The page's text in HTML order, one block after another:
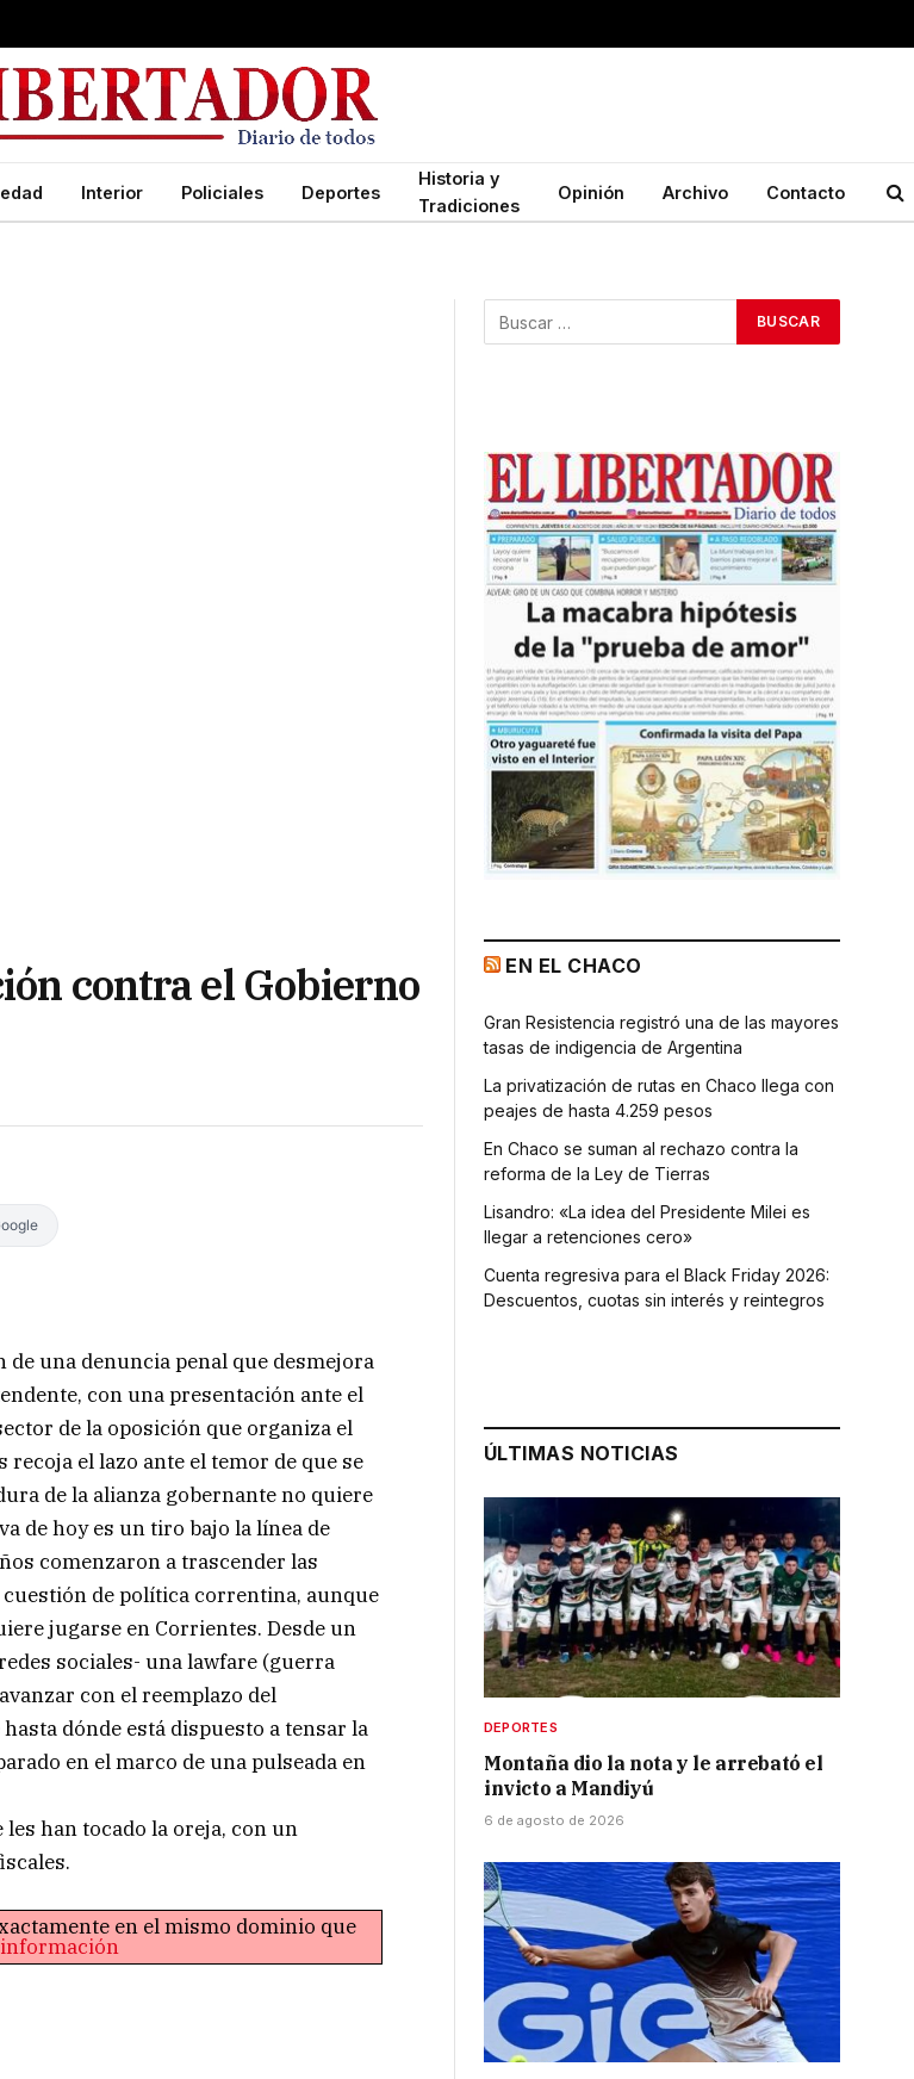
Interior Policiales Deportes
Historia y
Tradiciones
Opinión Archivo Contacto
contra el Gobierno
una denuncia penal que desmejora
con una presentación ante el
de la oposición que organiza el
recoja el lazo ante el temor de que se
de la alianza gobernante no quiere
de hoy es un tiro bajo la línea de
comenzaron a trascender las
de política correntina, aunque
jugarse en Corrientes. Desde un
sociales- una lawfare (guerra
con el reemplazo del
dónde está dispuesto a tensar la
en el marco de una pulseada en
han tocado la oreja, con un
en el mismo dominio que
EN EL CHACO
Gran Resistencia registró una de las mayores
tasas de indigencia de Argentina
La privatización de rutas en Chaco llega con
peajes de hasta 4.259 pesos
En Chaco se suman al rechazo contra la
reforma de la Ley de Tierras
Lisandro: «La idea del Presidente Milei es
llegar a retenciones cero»
Cuenta regresiva para el Black Friday 2026:
Descuentos, cuotas sin interés y reintegros
ÚLTIMAS NOTICIAS
DEPORTES
Montaña dio la nota y le arrebató el
invicto a Mandiyú
6 de agosto de 2026